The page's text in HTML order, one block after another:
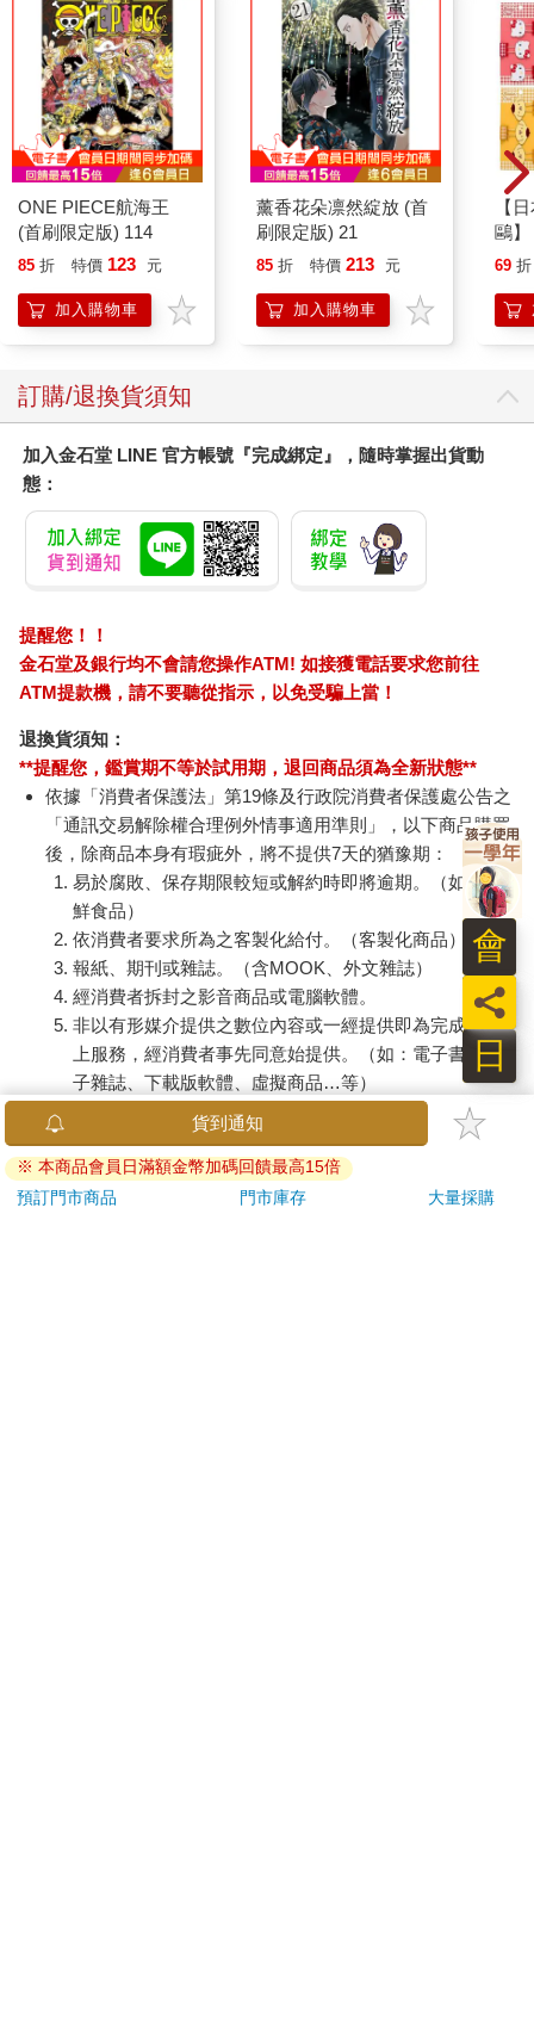
ONE PIECE航海王
(首刷限定版) 114
85 折 特價 123 元
加入購物車
薰香花朵凛然綻放 (首
刷限定版) 21
85 折 特價 213 元
加入購物車
【
鷗
(8款
企鵝
69 折
訂購/退換貨須知
加入金石堂 LINE 官方帳號『完成綁定』，隨時掌握出貨動
態：
提醒您！！
金石堂及銀行均不會請您操作ATM! 如接獲電話要求您前往
ATM提款機，請不要聽從指示，以免受騙上當！
退換貨須知：
**提醒您，鑑賞期不等於試用期，退回商品須為全新狀態**
依據「消費者保護法」第19條及行政院消費者保護處公告之
「通訊交易解除權合理例外情事適用準則」，以下商品購買
後，除商品本身有瑕疵外，將不提供7天的猶豫期：
易於腐敗、保存期限較短或解約時即將逾期。（如：生
鮮食品）
依消費者要求所為之客製化給付。（客製化商品）
報紙、期刊或雜誌。（含MOOK、外文雜誌）
經消費者拆封之影音商品或電腦軟體。
非以有形媒介提供之數位內容或一經提供即為完成之線
上服務，經消費者事先同意始提供。（如：電子書、電
子雜誌、下載版軟體、虛擬商品…等）
已拆封之個人衛生用品。（如：內衣褲、刮鬍刀、除毛
若非上列種類商品，均享有到貨7天的猶豫期（含例假
日）。
貨到通知
※ 本商品會員日滿額金幣加碼回饋最高15倍
預訂門市商品
門市庫存 大量採購
日
員
會